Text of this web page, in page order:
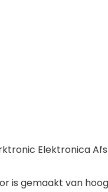
Elektronica
is gemaakt